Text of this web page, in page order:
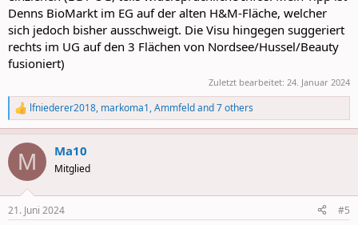
Denns BioMarkt im EG auf der alten H&M-Fläche, welcher
sich jedoch bisher ausschweigt. Die Visu hingegen suggeriert
rechts im UG auf den 3 Flächen von Nordsee/Hussel/Beauty
fusioniert)
Zuletzt bearbeitet: 24. Januar 2024
R
e
a
c
i
s
lfniederer2018, markoma1,Ammfeldand 7 others
M Ma10
Mitglied
21. Juni 2024 #5